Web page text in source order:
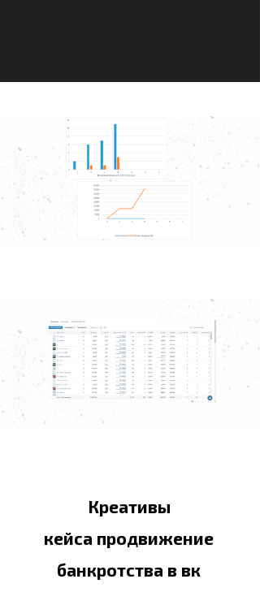
Креативы
кейса продвижение
банкротства в вк